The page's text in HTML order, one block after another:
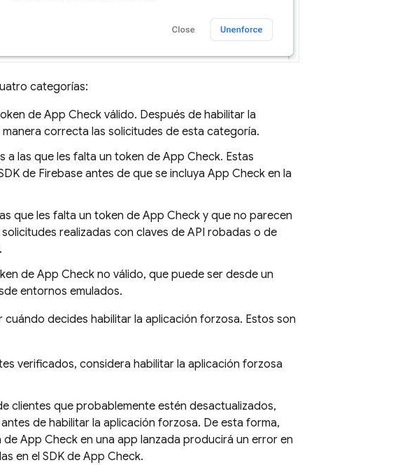
categorías:
deApp Checkválido. Después de habilitar la
correcta las solicitudes de esta categoría.
a las que les falta un token de App Check. Estas
de Firebase antes de que se incluya App Check en la
que les falta un token de App Checky que no parecen
realizadas con claves de API robadas o de
de App Checkno válido, que puede ser desde un
entornos emulados.
decides habilitar la aplicación forzosa. Estos son
verificados, considera habilitar la aplicación forzosa
clientes que probablemente estén desactualizados,
de habilitar la aplicación forzosa. De esta forma,
de App Check en una app lanzada producirá un error en
en el SDK deApp Check.